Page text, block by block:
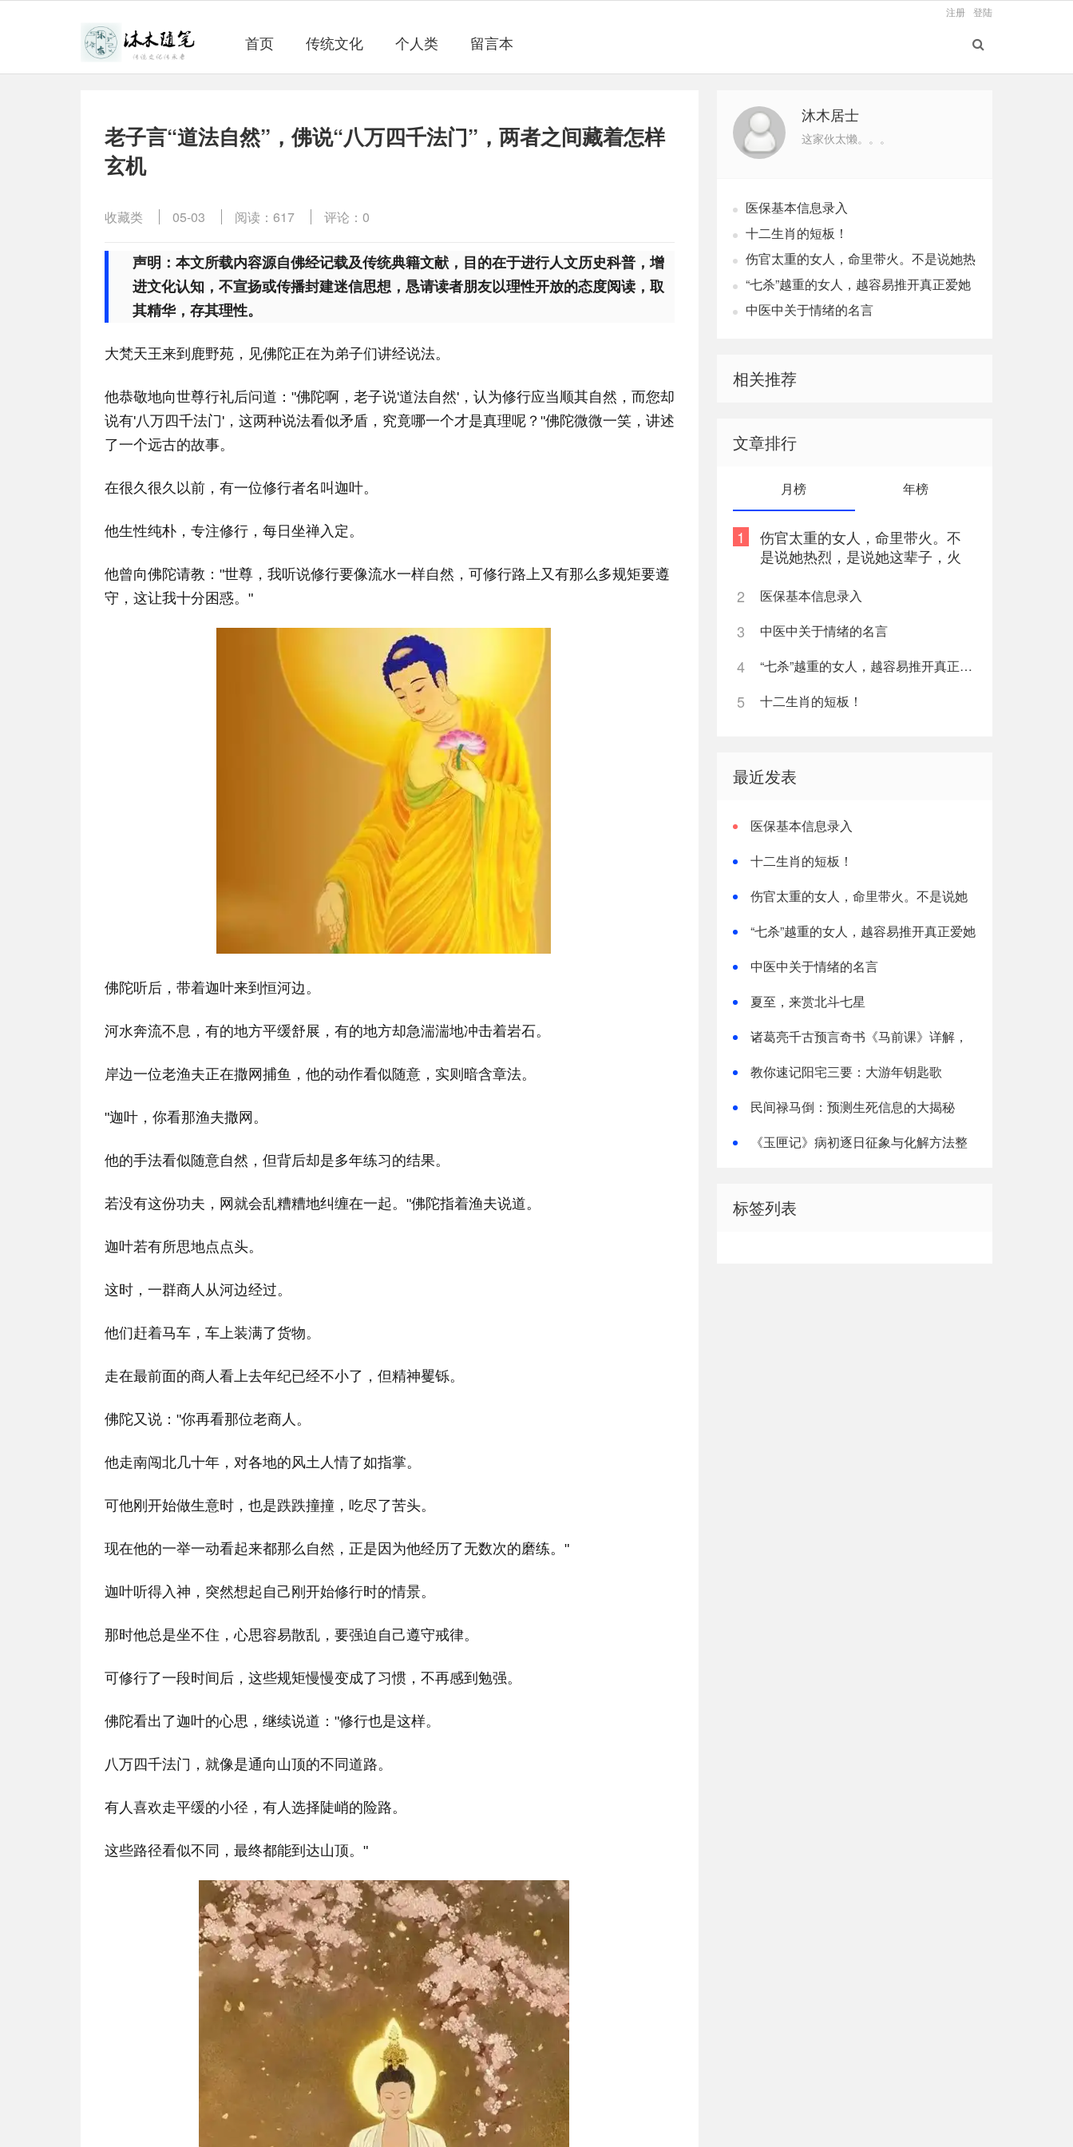
登陆
注册
首页 传统文化 个人类 留言本
老子言“道法自然”，佛说“八万四千法门”，两者之间藏着怎样
玄机
收藏类 05-03 阅读：617 评论：0
声明：本文所载内容源自佛经记载及传统典籍文献，目的在于进行人文历史科普，增
进文化认知，不宣扬或传播封建迷信思想，恳请读者朋友以理性开放的态度阅读，取
其精华，存其理性。
大梵天王来到鹿野苑，见佛陀正在为弟子们讲经说法。
他恭敬地向世尊行礼后问道："佛陀啊，老子说'道法自然'，认为修行应当顺其自然，而您却
说有'八万四千法门'，这两种说法看似矛盾，究竟哪一个才是真理呢？"佛陀微微一笑，讲述
了一个远古的故事。
在很久很久以前，有一位修行者名叫迦叶。
他生性纯朴，专注修行，每日坐禅入定。
他曾向佛陀请教："世尊，我听说修行要像流水一样自然，可修行路上又有那么多规矩要遵
守，这让我十分困惑。"
佛陀听后，带着迦叶来到恒河边。
河水奔流不息，有的地方平缓舒展，有的地方却急湍湍地冲击着岩石。
岸边一位老渔夫正在撒网捕鱼，他的动作看似随意，实则暗含章法。
"迦叶，你看那渔夫撒网。
他的手法看似随意自然，但背后却是多年练习的结果。
若没有这份功夫，网就会乱糟糟地纠缠在一起。"佛陀指着渔夫说道。
迦叶若有所思地点点头。
这时，一群商人从河边经过。
他们赶着马车，车上装满了货物。
走在最前面的商人看上去年纪已经不小了，但精神矍铄。
佛陀又说："你再看那位老商人。
他走南闯北几十年，对各地的风土人情了如指掌。
可他刚开始做生意时，也是跌跌撞撞，吃尽了苦头。
现在他的一举一动看起来都那么自然，正是因为他经历了无数次的磨练。"
迦叶听得入神，突然想起自己刚开始修行时的情景。
那时他总是坐不住，心思容易散乱，要强迫自己遵守戒律。
可修行了一段时间后，这些规矩慢慢变成了习惯，不再感到勉强。
佛陀看出了迦叶的心思，继续说道："修行也是这样。
八万四千法门，就像是通向山顶的不同道路。
有人喜欢走平缓的小径，有人选择陡峭的险路。
这些路径看似不同，最终都能到达山顶。"
沐木居士
这家伙太懒。。。
医保基本信息录入
十二生肖的短板！
伤官太重的女人，命里带火。不是说她热
烈，是说她这辈子，火总往外烧
“七杀”越重的女人，越容易推开真正爱她
的人中医中关于情绪的名言
相关推荐
文章排行
月榜 年榜
1
伤官太重的女人，命里带火。不
是说她热烈，是说她这辈子，火
2
医保基本信息录入
3 中医中关于情绪的名言
4 “七杀”越重的女人，越容易推开真正爱她的人
5 十二生肖的短板！
最近发表
医保基本信息录入
十二生肖的短板！
伤官太重的女人，命里带火。不是说她
“七杀”越重的女人，越容易推开真正爱她
中医中关于情绪的名言
夏至，来赏北斗七星
诸葛亮千古预言奇书《马前课》详解，
教你速记阳宅三要：大游年钥匙歌
民间禄马倒：预测生死信息的大揭秘
《玉匣记》病初逐日征象与化解方法整
标签列表